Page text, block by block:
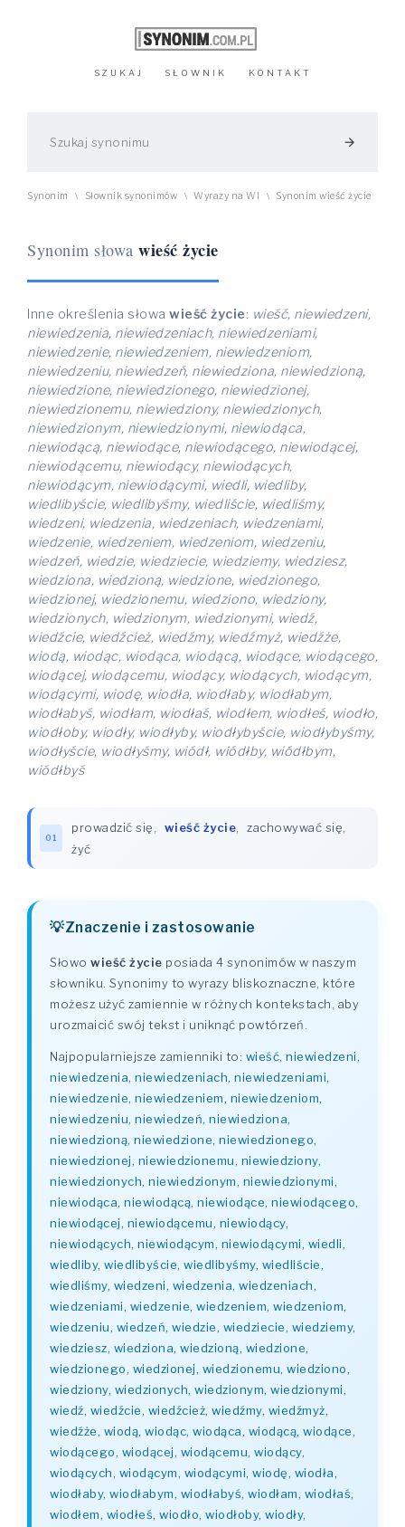
SZUKAJ SŁOWNIK KONTAKT
arrow_forward
Synonim \ Słownik synonimów \ Wyrazy na WI \ Synonim wieść życie
Synonim słowa wieść życie
Inne określenia słowa wieść życie: wieść, niewiedzeni,
niewiedzenia, niewiedzeniach, niewiedzeniami,
niewiedzenie, niewiedzeniem, niewiedzeniom,
niewiedzeniu, niewiedzeń, niewiedziona, niewiedzioną,
niewiedzione, niewiedzionego, niewiedzionej,
niewiedzionemu, niewiedziony, niewiedzionych,
niewiedzionym, niewiedzionymi, niewiodąca,
niewiodącą, niewiodące, niewiodącego, niewiodącej,
niewiodącemu, niewiodący, niewiodących,
niewiodącym, niewiodącymi, wiedli, wiedliby,
wiedlibyście, wiedlibyśmy, wiedliście, wiedliśmy,
wiedzeni, wiedzenia, wiedzeniach, wiedzeniami,
wiedzenie, wiedzeniem, wiedzeniom, wiedzeniu,
wiedzeń, wiedzie, wiedziecie, wiedziemy, wiedziesz,
wiedziona, wiedzioną, wiedzione, wiedzionego,
wiedzionej, wiedzionemu, wiedziono, wiedziony,
wiedzionych, wiedzionym, wiedzionymi, wiedź,
wiedźcie, wiedźcież, wiedźmy, wiedźmyż, wiedźże,
wiodą, wiodąc, wiodąca, wiodącą, wiodące, wiodącego,
wiodącej, wiodącemu, wiodący, wiodących, wiodącym,
wiodącymi, wiodę, wiodła, wiodłaby, wiodłabym,
wiodłabyś, wiodłam, wiodłaś, wiodłem, wiodłeś, wiodło,
wiodłoby, wiodły, wiodłyby, wiodłybyście, wiodłybyśmy,
wiodłyście, wiodłyśmy, wiódł, wiódłby, wiódłbym,
wiódłbyś
01
prowadzić się wieść życie zachowywać się
żyć
Znaczenie i zastosowanie
Słowo wieść życie posiada 4 synonimów w naszym
słowniku. Synonimy to wyrazy bliskoznaczne, które
możesz użyć zamiennie w różnych kontekstach, aby
urozmaicić swój tekst i uniknąć powtórzeń.
Najpopularniejsze zamienniki to: wieść, niewiedzeni,
niewiedzenia, niewiedzeniach, niewiedzeniami,
niewiedzenie, niewiedzeniem, niewiedzeniom,
niewiedzeniu, niewiedzeń, niewiedziona,
niewiedzioną, niewiedzione, niewiedzionego,
niewiedzionej, niewiedzionemu, niewiedziony,
niewiedzionych, niewiedzionym, niewiedzionymi,
niewiodąca, niewiodącą, niewiodące, niewiodącego,
niewiodącej, niewiodącemu, niewiodący,
niewiodących, niewiodącym, niewiodącymi, wiedli,
wiedliby, wiedlibyście, wiedlibyśmy, wiedliście,
wiedliśmy, wiedzeni, wiedzenia, wiedzeniach,
wiedzeniami, wiedzenie, wiedzeniem, wiedzeniom,
wiedzeniu, wiedzeń, wiedzie, wiedziecie, wiedziemy,
wiedziesz, wiedziona, wiedzioną, wiedzione,
wiedzionego, wiedzionej, wiedzionemu, wiedziono,
wiedziony, wiedzionych, wiedzionym, wiedzionymi,
wiedź, wiedźcie, wiedźcież, wiedźmy, wiedźmyż,
wiedźże, wiodą, wiodąc, wiodąca, wiodącą, wiodące,
wiodącego, wiodącej, wiodącemu, wiodący,
wiodących, wiodącym, wiodącymi, wiodę, wiodła,
wiodłaby, wiodłabym, wiodłabyś, wiodłam, wiodłaś,
wiodłem, wiodłeś, wiodło, wiodłoby, wiodły,